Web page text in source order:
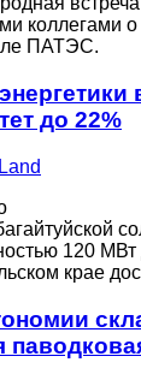
коллегами о
ПАТЭС.
до 22%
120 МВт
крае